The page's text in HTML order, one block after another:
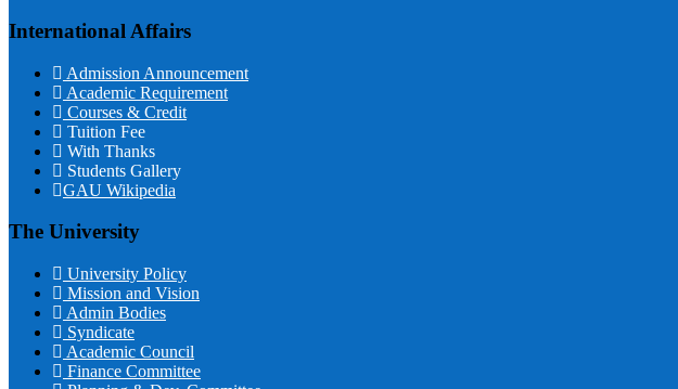
International Affairs
Admission Announcement
Academic Requirement
Courses & Credit
Tuition Fee
With Thanks
Students Gallery
GAU Wikipedia
The University
University Policy
Mission and Vision
Admin Bodies
Syndicate
Academic Council
Finance Committee